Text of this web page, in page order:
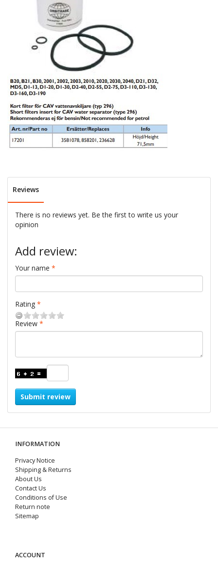
Reviews
There is no reviews yet. Be the first to write us your
opinion
Add review:
Your name
Rating
Review
Submit review
INFORMATION
Privacy Notice
Shipping & Returns
About Us
Contact Us
Conditions of Use
Return note
Sitemap
ACCOUNT